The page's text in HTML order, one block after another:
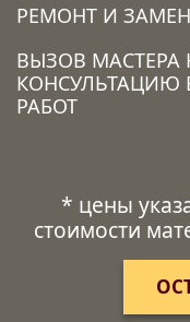
РЕМОНТ И
ВЫЗОВ МАСТЕРА
КОНСУЛЬТАЦИЮ
РАБОТ
* цены
стоимости